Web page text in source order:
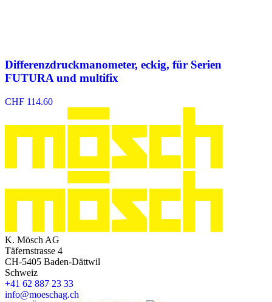
Differenzdruckmanometer, eckig, für Serien
FUTURA und multifix
CHF 114.60
K. Mösch AG
Täfernstrasse 4
CH-5405 Baden-Dättwil
Schweiz
+41 62 887 23 33
info@moeschag.ch